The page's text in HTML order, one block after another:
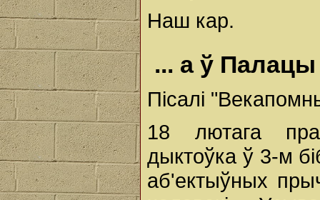
Наш кар.
... а ў
Пісалі
18 лютага
дыктоўка ў 3-м
аб'ектыўных